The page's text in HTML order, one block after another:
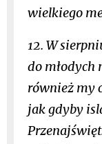
wielkiego
12. W
do młodych
również my
jak gdyby